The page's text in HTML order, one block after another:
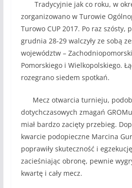
Tradycyjnie jak co roku, w
zorganizowano w Turowie
Turowo CUP 2017. Po raz szósty,
grudnia 28-29 walczyły ze sobą
województw –
Pomorskiego i Wielkopolskiego.
rozegrano siedem spotkań.
Mecz otwarcia turnieju,
dotychczasowych zmagań
miał bardzo zacięty przebieg.
kwarcie podopieczne Marcina
poprawiły skuteczność i
zacieśniając obronę, pewnie
kwartę i cały mecz.